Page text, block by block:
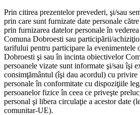
Prin citirea prezentelor prevederi, şi/sau
prin care sunt furnizate date personale
prin furnizarea datelor personale în
Comuna Dobroesti sau participării/
tarifului pentru participare la evenimentele
Dobroesti şi sau în incinta obiectivelor
persoanele vizate sunt informate şi/sau îşi
consimţământul (îşi dau acordul) cu privire
personale în conformitate cu dispoziţiile
persoanelor fizice în ceea ce priveşte
personal şi libera circulaţie a acestor date
comunitar-UE).